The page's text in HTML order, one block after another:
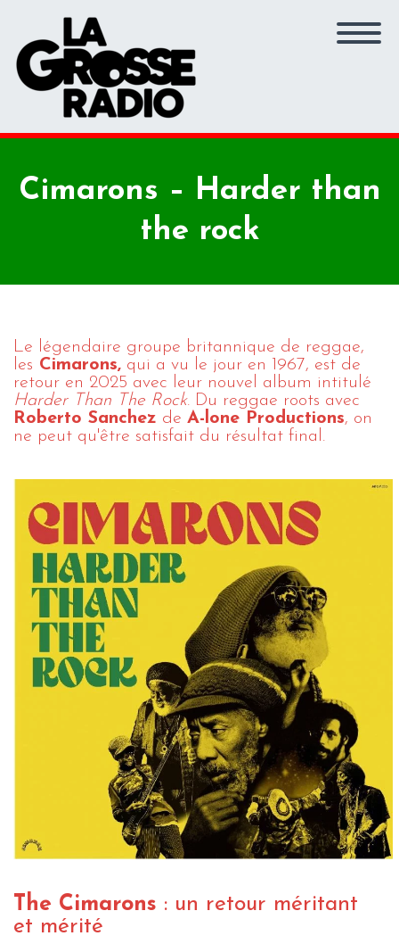
Cimarons – Harder than
the rock
Le légendaire groupe britannique de reggae,
les Cimarons, qui a vu le jour en 1967, est de
retour en 2025 avec leur nouvel album intitulé
Harder Than The Rock. Du reggae roots avec
Roberto Sanchez de A-lone Productions, on
ne peut qu'être satisfait du résultat final.
The Cimarons : un retour méritant
et mérité